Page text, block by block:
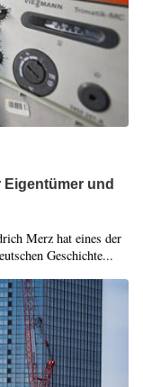
und
Merz hat eines der
Geschichte...